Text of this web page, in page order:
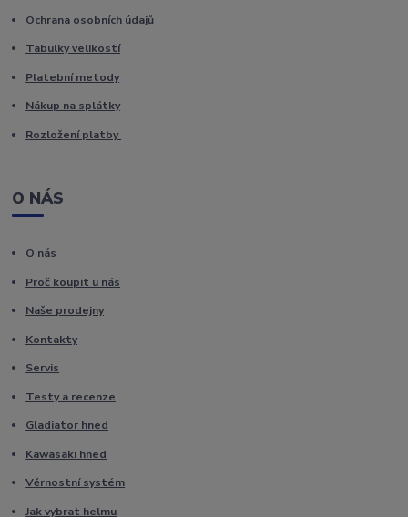
Ochrana osobních údajů
Tabulky velikostí
Platební metody
Nákup na splátky
Rozložení platby
O NÁS
O nás
Proč koupit u nás
Naše prodejny
Kontakty
Servis
Testy a recenze
Gladiator hned
Kawasaki hned
Věrnostní systém
Jak vybrat helmu